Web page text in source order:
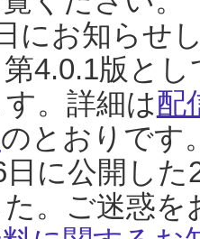
にお知らせ
4.0.1版と
。詳細は配
のとおりです
に公開し
。ご迷惑